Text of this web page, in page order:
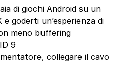
di giochi Android su un
goderti un’esperienza di
meno buffering
9
collegare il cavo